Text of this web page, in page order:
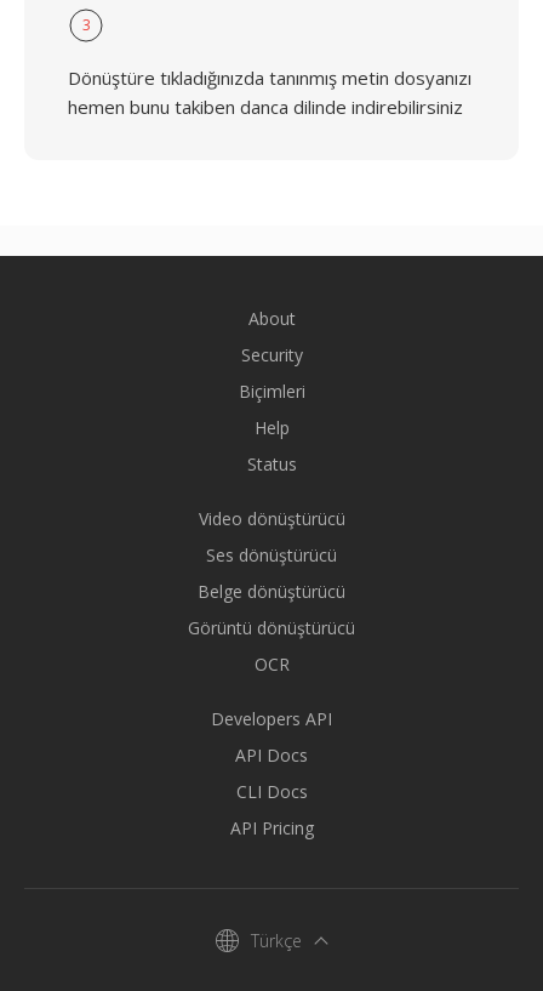
3
Dönüştüre tıkladığınızda tanınmış metin dosyanızı
hemen bunu takiben danca dilinde indirebilirsiniz
About
Security
Biçimleri
Help
Status
Video dönüştürücü
Ses dönüştürücü
Belge dönüştürücü
Görüntü dönüştürücü
OCR
Developers API
API Docs
CLI Docs
API Pricing
Türkçe